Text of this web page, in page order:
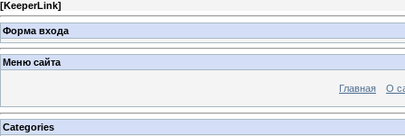
[KeeperLink]
Форма входа
Меню сайта
Главная О
Categories